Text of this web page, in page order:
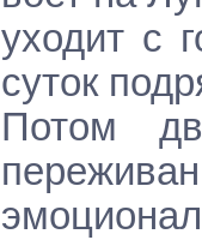
уходит с
суток
Потом